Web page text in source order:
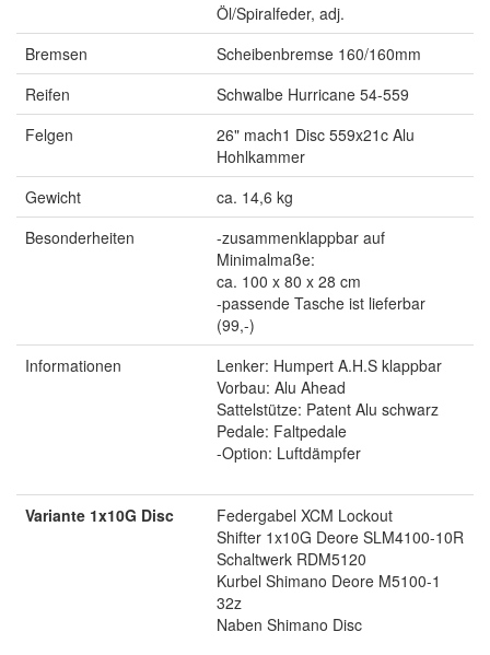
Öl/Spiralfeder, adj.
Bremsen
Scheibenbremse 160/160mm
Reifen
Schwalbe Hurricane 54-559
Felgen
26" mach1 Disc 559x21c Alu
Hohlkammer
Gewicht
ca. 14,6 kg
Besonderheiten
-zusammenklappbar auf
Minimalmaße:
ca. 100 x 80 x 28 cm
-passende Tasche ist lieferbar
(99,-)
Informationen
Lenker: Humpert A.H.S klappbar
Vorbau: Alu Ahead
Sattelstütze: Patent Alu schwarz
Pedale: Faltpedale
-Option: Luftdämpfer
Variante 1x10G Disc
Federgabel XCM Lockout
Shifter 1x10G Deore SLM4100-10R
Schaltwerk RDM5120
Kurbel Shimano Deore M5100-1
32z
Naben Shimano Disc